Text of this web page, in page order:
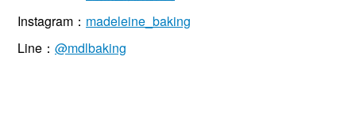
Instagram： madeleine_baking
Line： @mdlbaking